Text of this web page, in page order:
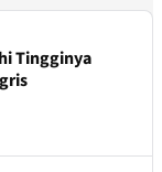
Tingginya